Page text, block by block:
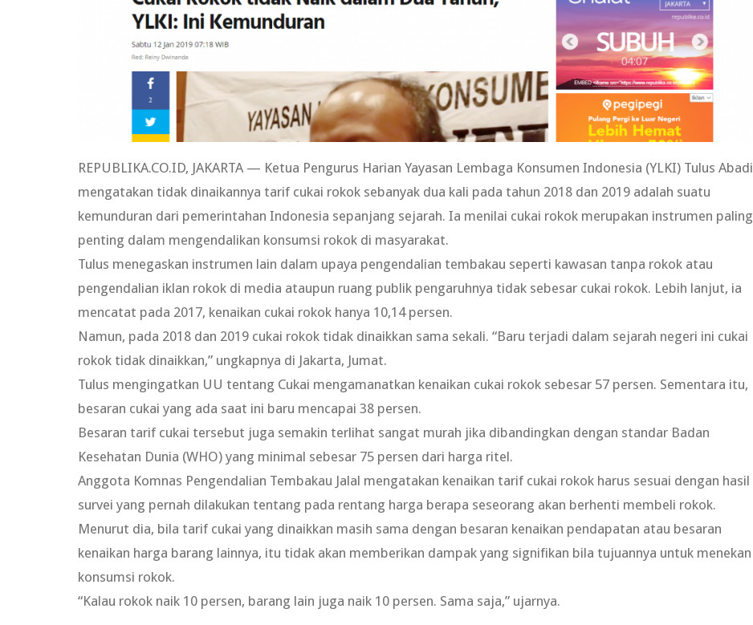
REPUBLIKA.CO.ID, JAKARTA — Ketua Pengurus Harian Yayasan Lembaga Konsumen Indonesia (YLKI) Tulus Abadi
mengatakan tidak dinaikannya tarif cukai rokok sebanyak dua kali pada tahun 2018 dan 2019 adalah suatu
kemunduran dari pemerintahan Indonesia sepanjang sejarah. Ia menilai cukai rokok merupakan instrumen paling
penting dalam mengendalikan konsumsi rokok di masyarakat.
Tulus menegaskan instrumen lain dalam upaya pengendalian tembakau seperti kawasan tanpa rokok atau
pengendalian iklan rokok di media ataupun ruang publik pengaruhnya tidak sebesar cukai rokok. Lebih lanjut, ia
mencatat pada 2017, kenaikan cukai rokok hanya 10,14 persen.
Namun, pada 2018 dan 2019 cukai rokok tidak dinaikkan sama sekali. “Baru terjadi dalam sejarah negeri ini cukai
rokok tidak dinaikkan,” ungkapnya di Jakarta, Jumat.
Tulus mengingatkan UU tentang Cukai mengamanatkan kenaikan cukai rokok sebesar 57 persen. Sementara itu,
besaran cukai yang ada saat ini baru mencapai 38 persen.
Besaran tarif cukai tersebut juga semakin terlihat sangat murah jika dibandingkan dengan standar Badan
Kesehatan Dunia (WHO) yang minimal sebesar 75 persen dari harga ritel.
Anggota Komnas Pengendalian Tembakau Jalal mengatakan kenaikan tarif cukai rokok harus sesuai dengan hasil
survei yang pernah dilakukan tentang pada rentang harga berapa seseorang akan berhenti membeli rokok.
Menurut dia, bila tarif cukai yang dinaikkan masih sama dengan besaran kenaikan pendapatan atau besaran
kenaikan harga barang lainnya, itu tidak akan memberikan dampak yang signifikan bila tujuannya untuk menekan
konsumsi rokok.
“Kalau rokok naik 10 persen, barang lain juga naik 10 persen. Sama saja,” ujarnya.